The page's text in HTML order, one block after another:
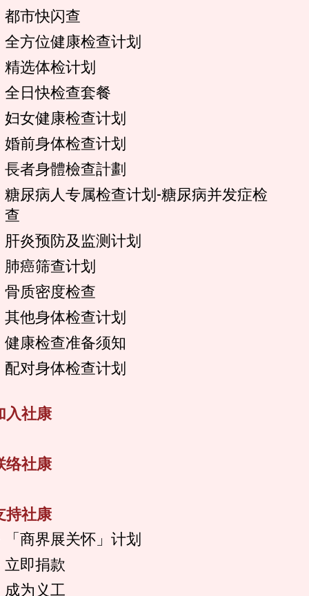
都市快闪查
全方位健康检查计划
精选体检计划
全日快检查套餐
妇女健康检查计划
婚前身体检查计划
長者身體檢查計劃
糖尿病人专属检查计划-糖尿病并发症检
查
肝炎预防及监测计划
肺癌筛查计划
骨质密度检查
其他身体检查计划
健康检查准备须知
配对身体检查计划
入社康
络社康
持社康
「商界展关怀」计划
立即捐款
成为义工